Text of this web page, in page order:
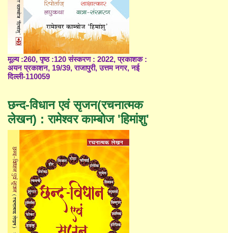
मूल्य :260, पृष्ठ :120 संस्करण : 2022, प्रकाशक :
अयन प्रकाशन, 19/39, राजापुरी, उत्तम नगर, नई
दिल्ली-110059
छन्द-विधान एवं सृजन(रचनात्मक
लेखन) : रामेश्वर काम्बोज 'हिमांशु'